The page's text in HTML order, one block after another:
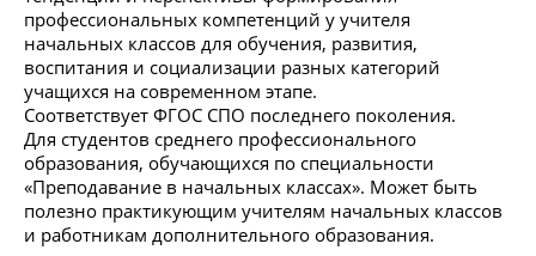
профессиональных компетенций у учителя
начальных классов для обучения, развития,
воспитания и социализации разных категорий
учащихся на современном этапе.
Соответствует ФГОС СПО последнего поколения.
Для студентов среднего профессионального
образования, обучающихся по специальности
«Преподавание в начальных классах». Может быть
полезно практикующим учителям начальных классов
и работникам дополнительного образования.